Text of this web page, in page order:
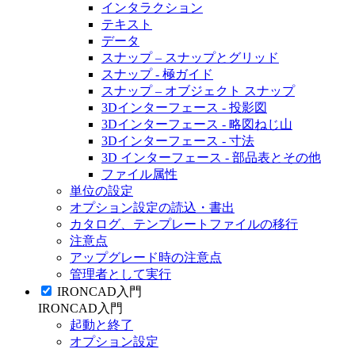
インタラクション
テキスト
データ
スナップ – スナップとグリッド
スナップ - 極ガイド
スナップ – オブジェクト スナップ
3Dインターフェース - 投影図
3Dインターフェース - 略図ねじ山
3Dインターフェース - 寸法
3D インターフェース - 部品表とその他
ファイル属性
単位の設定
オプション設定の読込・書出
カタログ、テンプレートファイルの移行
注意点
アップグレード時の注意点
管理者として実行
IRONCAD入門
IRONCAD入門
起動と終了
オプション設定